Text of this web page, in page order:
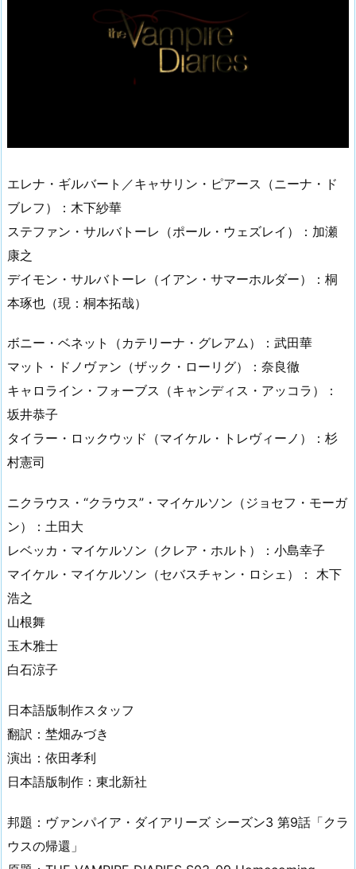
エレナ・ギルバート／キャサリン・ピアース（ニーナ・ド
ブレフ）：木下紗華
ステファン・サルバトーレ（ポール・ウェズレイ）：加瀬
康之
デイモン・サルバトーレ（イアン・サマーホルダー）：桐
本琢也（現：桐本拓哉）
ボニー・ベネット（カテリーナ・グレアム）：武田華
マット・ドノヴァン（ザック・ローリグ）：奈良徹
キャロライン・フォーブス（キャンディス・アッコラ）：
坂井恭子
タイラー・ロックウッド（マイケル・トレヴィーノ）：杉
村憲司
ニクラウス・“クラウス”・マイケルソン（ジョセフ・モーガ
ン）：土田大
レベッカ・マイケルソン（クレア・ホルト）：小島幸子
マイケル・マイケルソン（セバスチャン・ロシェ）： 木下
浩之
山根舞
玉木雅士
白石涼子
日本語版制作スタッフ
翻訳：埜畑みづき
演出：依田孝利
日本語版制作：東北新社
邦題：ヴァンパイア・ダイアリーズ シーズン3 第9話「クラ
ウスの帰還」